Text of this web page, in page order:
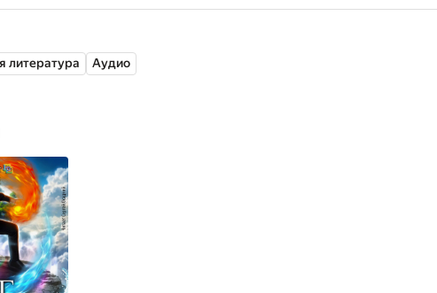
литература Аудио